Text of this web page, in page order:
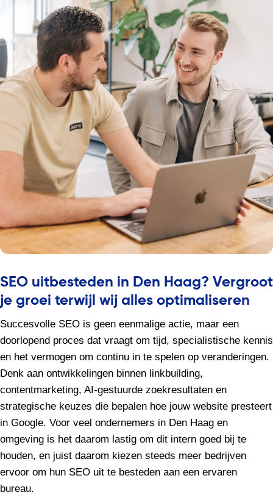
SEO uitbesteden in Den Haag? Vergroot
je groei terwijl wij alles optimaliseren
Succesvolle SEO is geen eenmalige actie, maar een
doorlopend proces dat vraagt om tijd, specialistische kennis
en het vermogen om continu in te spelen op veranderingen.
Denk aan ontwikkelingen binnen linkbuilding,
contentmarketing, AI-gestuurde zoekresultaten en
strategische keuzes die bepalen hoe jouw website presteert
in Google. Voor veel ondernemers in Den Haag en
omgeving is het daarom lastig om dit intern goed bij te
houden, en juist daarom kiezen steeds meer bedrijven
ervoor om hun SEO uit te besteden aan een ervaren
bureau.